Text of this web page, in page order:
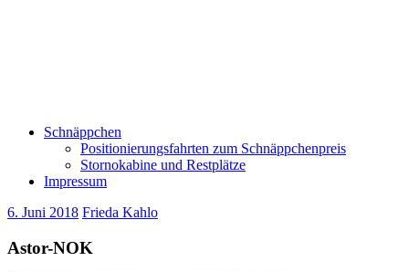
Schnäppchen
Positionierungsfahrten zum Schnäppchenpreis
Stornokabine und Restplätze
Impressum
6. Juni 2018 Frieda Kahlo
Astor-NOK